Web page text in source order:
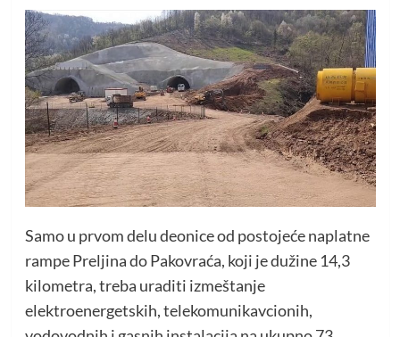
Samo u prvom delu deonice od postojeće naplatne
rampe Preljina do Pakovraća, koji je dužine 14,3
kilometra, treba uraditi izmeštanje
elektroenergetskih, telekomunikavcionih,